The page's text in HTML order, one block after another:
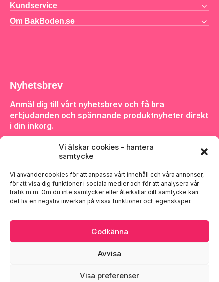
Vi älskar cookies - hantera
samtycke
Vi använder cookies för att anpassa vårt innehåll och våra annonser,
för att visa dig funktioner i sociala medier och för att analysera vår
trafik m.m. Om du inte samtycker eller återkallar ditt samtycke kan
det ha en negativ inverkan på vissa funktioner och egenskaper.
Godkänna
Avvisa
Visa preferenser
Kundservice
Om BakBoden.se
Nyhetsbrev
Anmäl dig till vårt nyhetsbrev och få bra
erbjudanden och spännande produktnyheter direkt
i din inkorg.
Anmäl dig